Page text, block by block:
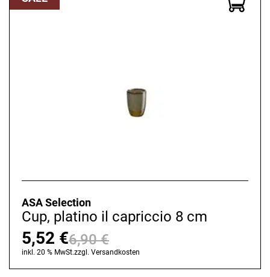
ASA Selection
Cup, platino il capriccio 8 cm
6,90€
Ursprünglicher
5,52 €
Aktueller
inkl. 20 % MwSt.zzgl. Versandkosten